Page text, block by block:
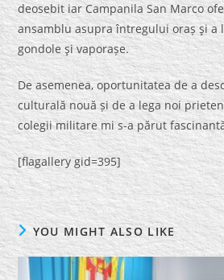
deosebit iar Campanila San Marco
ansamblu asupra întregului oraș şi a
gondole şi vaporașe.
De asemenea, oportunitatea de a
culturală nouă și de a lega noi
colegii militare mi s-a părut
[flagallery gid=395]
YOU MIGHT ALSO LIKE